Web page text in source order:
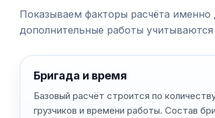
Показываем факторы расчёта
дополнительные работы учитываются
Бригада и время
Базовый расчёт строится по
грузчиков и времени работы. Состав